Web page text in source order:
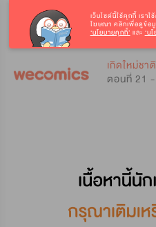
เกิดใหม่ชา
ตอนที่ 21 -
เว็บไซต์นี้ใช้คุกกี้ เราใ
โฆษณา คลิกเพื่อดูข้อมู
‘นโยบายคุกกี้’ และ ‘น